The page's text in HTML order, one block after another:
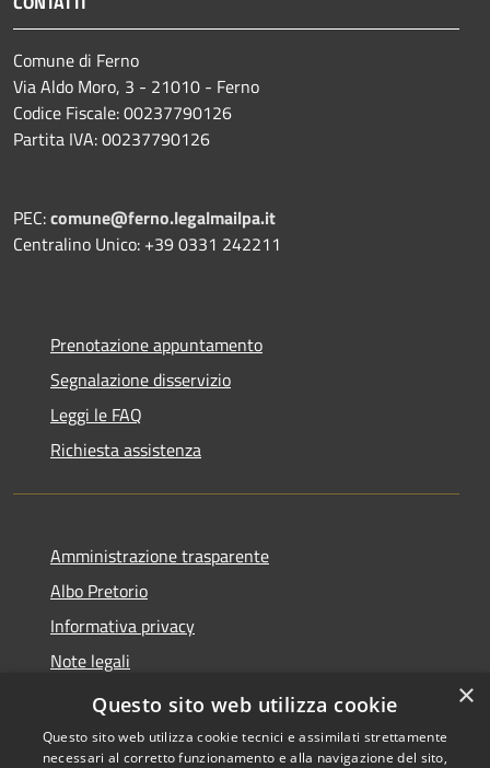
Comune di Ferno
Via Aldo Moro, 3 - 21010 - Ferno
Codice Fiscale: 00237790126
Partita IVA: 00237790126
PEC:comune@ferno.legalmailpa.it
Centralino Unico: +39 0331 242211
Prenotazione appuntamento
Segnalazione disservizio
Leggi le FAQ
Richiesta assistenza
Amministrazione trasparente
Albo Pretorio
Informativa privacy
Note legali
Dichiarazione di accessibilità
×
Questo sito web utilizza cookie
Questo sito web utilizza cookie tecnici e assimilati strettamente
necessari al corretto funzionamento e alla navigazione del sito,